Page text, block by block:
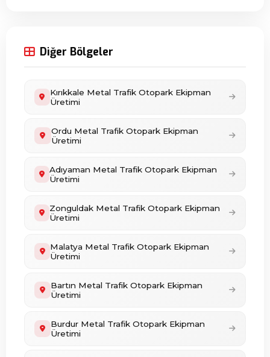
Diğer Bölgeler
Kırıkkale Metal Trafik Otopark Ekipman
Üretimi
Ordu Metal Trafik Otopark Ekipman
Üretimi
Adıyaman Metal Trafik Otopark Ekipman
Üretimi
Zonguldak Metal Trafik Otopark Ekipman
Üretimi
Malatya Metal Trafik Otopark Ekipman
Üretimi
Bartın Metal Trafik Otopark Ekipman
Üretimi
Burdur Metal Trafik Otopark Ekipman
Üretimi